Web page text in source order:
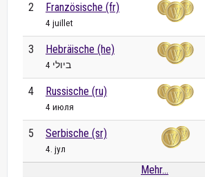
2 Französische (fr)
4 juillet
3 Hebräische (he)
4 ביולי
4 Russische (ru)
4 июля
5 Serbische (sr)
4. јул
Mehr...